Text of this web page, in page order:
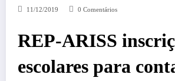
11/12/2019 0 Comentários
REP-ARISS
escolares para